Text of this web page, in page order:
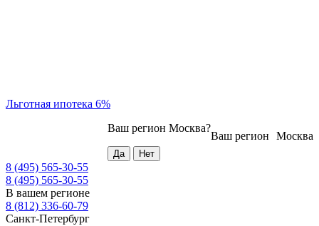
Льготная ипотека 6%
Москва
Ваш регион
Ваш регион Москва?
8 (495) 565-30-55
8 (495) 565-30-55
В вашем регионе
8 (812) 336-60-79
Санкт-Петербург